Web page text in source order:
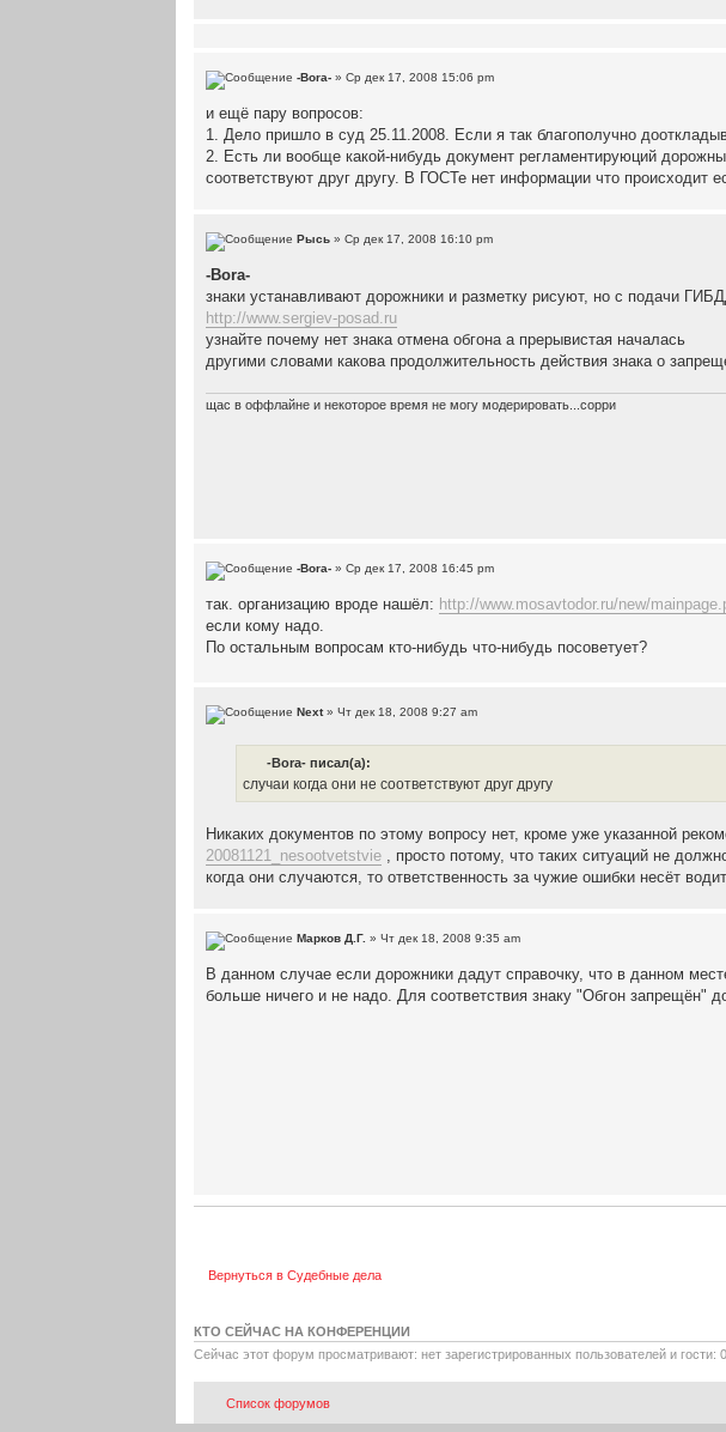
-Bora- » Ср дек 17, 2008 15:06 pm
и ещё пару вопросов:
1. Дело пришло в суд 25.11.2008. Если я так благополучно
2. Есть ли вообще какой-нибудь документ регламентируюций
соответствуют друг другу. В ГОСТе нет информации что происходит
Рысь » Ср дек 17, 2008 16:10 pm
-Bora-
знаки устанавливают дорожники и разметку рисуют, но с подачи
http://www.sergiev-posad.ru
узнайте почему нет знака отмена обгона а прерывистая началась
другими словами какова продолжительность действия знака о
щас в оффлайне и некоторое время не могу модерировать...сорри
-Bora- » Ср дек 17, 2008 16:45 pm
так. организацию вроде нашёл: http://www.mosavtodor.ru/new/
если кому надо.
По остальным вопросам кто-нибудь что-нибудь посоветует?
Next» Чт дек 18, 2008 9:27 am
-Bora- писал(а):
случаи когда они не соответствуют друг другу
Никаких документов по этому вопросу нет, кроме уже указанной
20081121_nesootvetstvie , просто потому, что таких ситуаций не
когда они случаются, то ответственность за чужие ошибки несёт
Марков Д.Г. » Чт дек 18, 2008 9:35 am
В данном случае если дорожники дадут справочку, что в данном
больше ничего и не надо. Для соответствия знаку "Обгон запрещён"
Вернуться в Судебные дела
КТО СЕЙЧАС НА КОНФЕРЕНЦИИ
Сейчас этот форум просматривают: нет зарегистрированных пользователей и гости: 0
Список форумов